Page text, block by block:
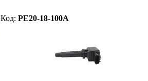
Код: PE20-18-100A